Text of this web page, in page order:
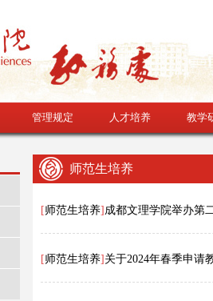
管理规定 人才培养 教学
师范生培养
[师范生培养] 成都文理学院举办第
[师范生培养] 关于2024年春季申请